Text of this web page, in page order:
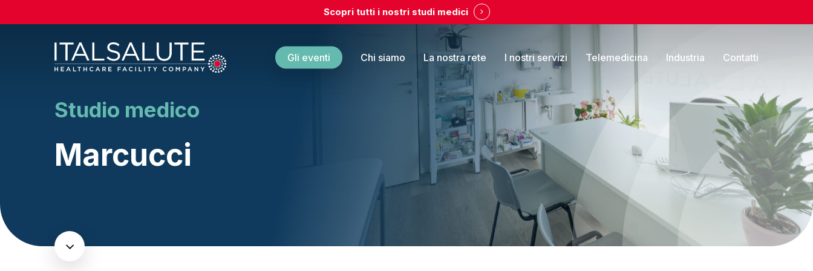
to
Scopri tutti i nostri studi medici
Gli eventi Chi siamo La nostra rete I nostri servizi Telemedicina Industria Contatti
Studio medico
Marcucci
Navigate